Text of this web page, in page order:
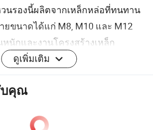
นรองนี้ผลิตจากเหล็กหล่อที่ทนทาน
ยขนาดได้แก่ M8, M10 และ M12
นักและงานโครงสร้างเหล็ก
กะสีด้วยความร้อนช่วยให้มั่นใจได้
การกัดกร่อนเหมาะสำหรับใช้งาน
ะในสภาพแวดล้อมที่รุนแรง ไม่ว่า
มสะอาดนี้ให้ประสิทธิภาพการ
ดูเพิ่มเติม
บคุณ